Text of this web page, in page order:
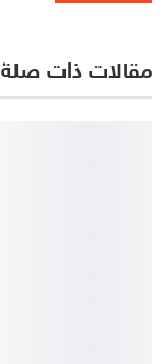
مقالات ذات صلة